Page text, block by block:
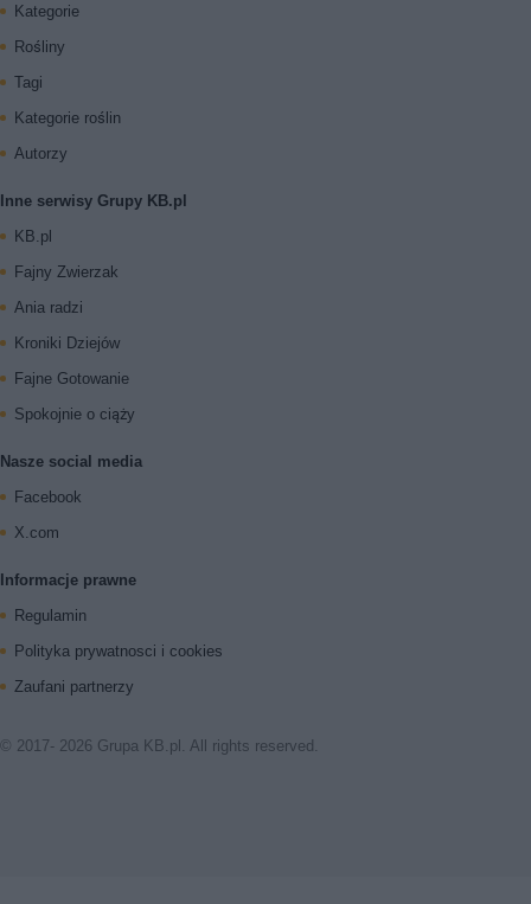
Kategorie
Rośliny
Tagi
Kategorie roślin
Autorzy
Inne serwisy Grupy KB.pl
KB.pl
Fajny Zwierzak
Ania radzi
Kroniki Dziejów
Fajne Gotowanie
Spokojnie o ciąży
Nasze social media
Facebook
X.com
Informacje prawne
Regulamin
Polityka prywatnosci i cookies
Zaufani partnerzy
© 2017- 2026 Grupa KB.pl. All rights reserved.